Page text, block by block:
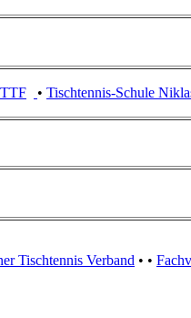
• Tischtennis-Schule
Tischtennis Verband • •